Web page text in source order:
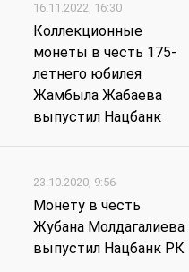
16.11.2022, 16:30
Коллекционные
монеты в честь 175-
летнего юбилея
Жамбыла Жабаева
выпустил Нацбанк
23.10.2020, 9:56
Монету в честь
Жубана Молдагалиева
выпустил Нацбанк РК